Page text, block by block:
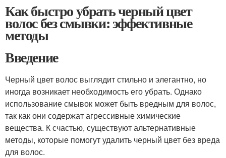
Как быстро убрать черный цвет
волос без смывки: эффективные
методы
Введение
Черный цвет волос выглядит стильно и элегантно, но
иногда возникает необходимость его убрать. Однако
использование смывок может быть вредным для волос,
так как они содержат агрессивные химические
вещества. К счастью, существуют альтернативные
методы, которые помогут удалить черный цвет без вреда
для волос.